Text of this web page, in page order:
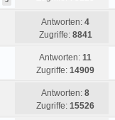
Antworten: 4
Zugriffe: 8841
Antworten: 11
Zugriffe: 14909
Antworten: 8
Zugriffe: 15526